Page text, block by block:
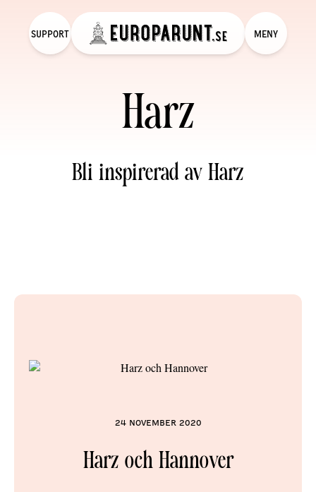
SUPPORT MENY
Harz
Bli inspirerad av Harz
Harz och Hannover
24 november 2020